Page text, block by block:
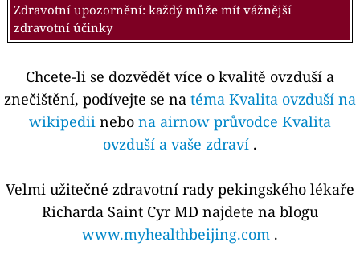
Zdravotní upozornění: každý může mít vážnější
zdravotní účinky
Chcete-li se dozvědět více o kvalitě ovzduší a
znečištění, podívejte se na téma Kvalita ovzduší na
wikipedii nebo na airnow průvodce Kvalita
ovzduší a vaše zdraví .
Velmi užitečné zdravotní rady pekingského lékaře
Richarda Saint Cyr MD najdete na blogu
www.myhealthbeijing.com .